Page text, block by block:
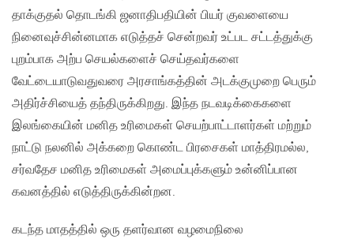
தாக்குதல் தொடங்கி ஜனாதிபதியின் பியர் குவளையை
நினைவுச்சின்னமாக எடுத்தச் சென்றவர் உட்பட சட்டத்துக்கு
புறம்பாக அற்ப செயல்களைச் செய்தவர்களை
வேட்டையாடுவதுவரை அரசாங்கத்தின் அடக்குமுறை பெரும்
அதிர்ச்சியைத் தந்திருக்கிறது. இந்த நடவடிக்கைகளை
இலங்கையின் மனித உரிமைகள் செயற்பாட்டாளர்கள் மற்றும்
நாட்டு நலனில் அக்கறை கொண்ட பிரசைகள் மாத்திரமல்ல,
சர்வதேச மனித உரிமைகள் அமைப்புக்களும் உன்னிப்பான
கவனத்தில் எடுத்திருக்கின்றன.
கடந்த மாதத்தில் ஒரு தளர்வான வழமைநிலை